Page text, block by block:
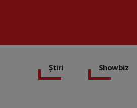
Știri Showbiz